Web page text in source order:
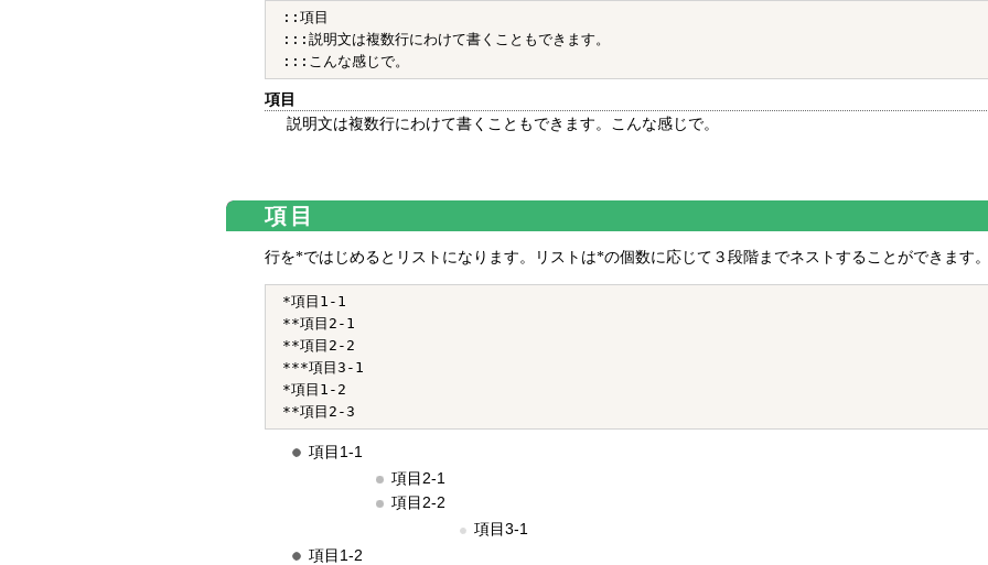
::項目
:::説明文は複数行にわけて書くこともできます。
項目
説明文は複数行にわけて書くこともできます。こんな感じで。
項目
行を*ではじめるとリストになります。リストは*の個数に応じて３段階までネストすることができます
*項目1-1
**項目2-1
**項目2-2
***項目3-1
*項目1-2
項目1-1
項目2-1
項目2-2
項目3-1
項目1-2